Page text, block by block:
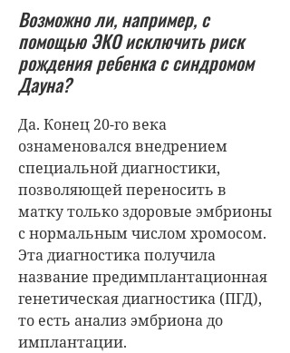
Возможно ли, например, с
помощью ЭКО исключить риск
рождения ребенка с синдромом
Дауна?
Да. Конец 20-го века
ознаменовался внедрением
специальной диагностики,
позволяющей переносить в
матку только здоровые эмбрионы
с нормальным числом хромосом.
Эта диагностика получила
название предимплантационная
генетическая диагностика (ПГД),
то есть анализ эмбриона до
имплантации.